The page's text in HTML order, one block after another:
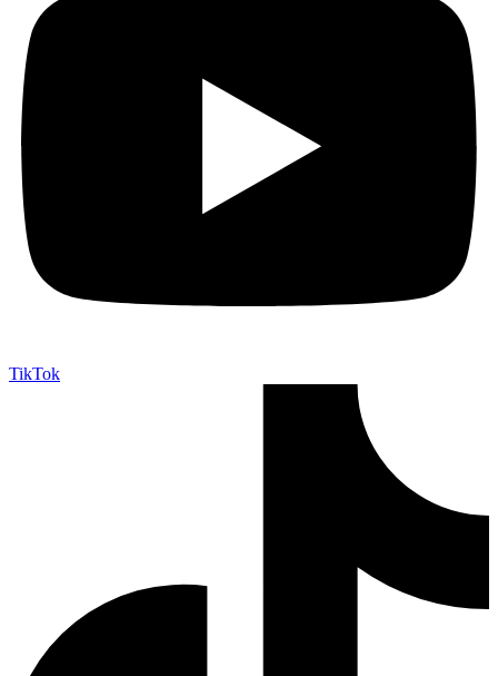
TikTok